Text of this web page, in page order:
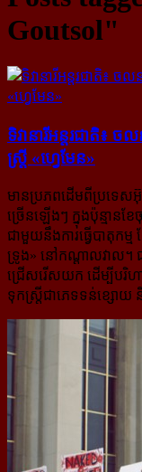
Goutsol"
ទិវានារីអន្តរជាតិ៖
ស្ត្រី «ហ្វេមែន»
មានប្រភពដើមពីប្រទេសអ៊ុ
ច្រើនឡើងៗ ក្នុងប៉ុន្មានខែ
ជាមួយនឹងការធ្វើបាតុកម្
ទ្រូង» នៅ​កណ្ដាលវាល។ ជ
ជ្រើសរើសយក ដើម្បីបរិ
ទុកស្ត្រីជាភេទទន់ខ្សោយ